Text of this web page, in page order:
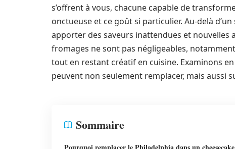
s’offrent à vous, chacune capable de
onctueuse et ce goût si particulier. Au-delà
apporter des saveurs inattendues et nouvelles
fromages ne sont pas négligeables,
tout en restant créatif en cuisine. Examinons
peuvent non seulement remplacer, mais aussi
Sommaire